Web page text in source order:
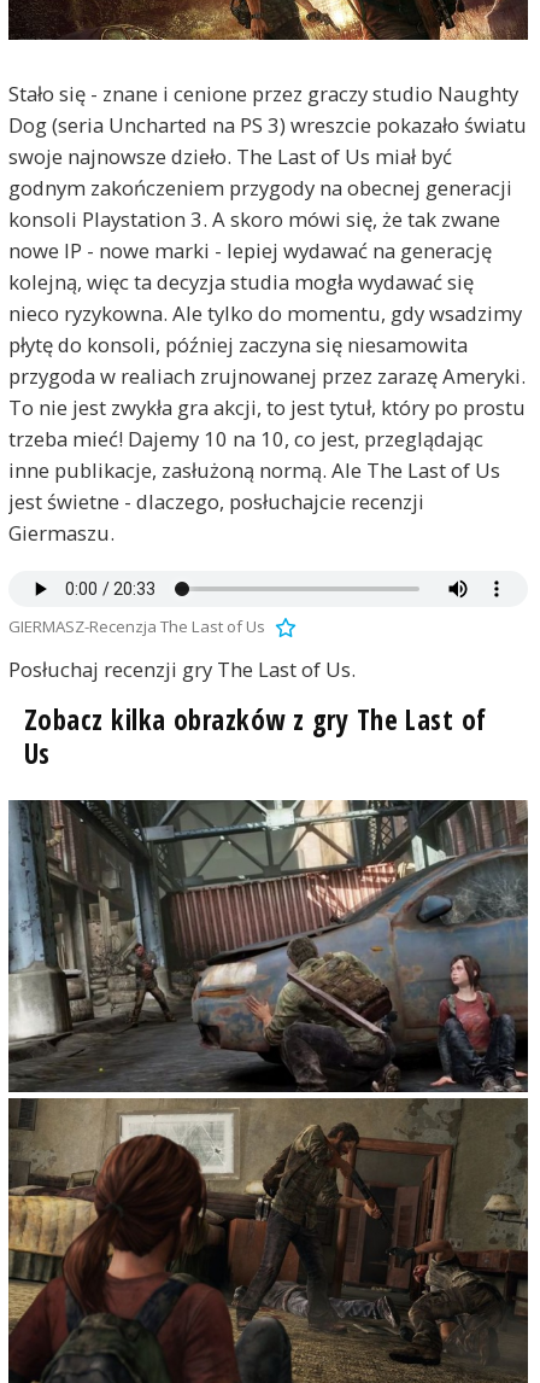
Stało się - znane i cenione przez graczy studio Naughty
Dog (seria Uncharted na PS 3) wreszcie pokazało światu
swoje najnowsze dzieło. The Last of Us miał być
godnym zakończeniem przygody na obecnej generacji
konsoli Playstation 3. A skoro mówi się, że tak zwane
nowe IP - nowe marki - lepiej wydawać na generację
kolejną, więc ta decyzja studia mogła wydawać się
nieco ryzykowna. Ale tylko do momentu, gdy wsadzimy
płytę do konsoli, później zaczyna się niesamowita
przygoda w realiach zrujnowanej przez zarazę Ameryki.
To nie jest zwykła gra akcji, to jest tytuł, który po prostu
trzeba mieć! Dajemy 10 na 10, co jest, przeglądając
inne publikacje, zasłużoną normą. Ale The Last of Us
jest świetne - dlaczego, posłuchajcie recenzji
Giermaszu.
GIERMASZ-Recenzja The Last of Us
Posłuchaj recenzji gry The Last of Us.
Zobacz kilka obrazków z gry The Last of
Us